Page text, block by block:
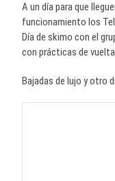
A un día para que
funcionamiento los
Día de skimo con el
con prácticas de
Bajadas de lujo y otro